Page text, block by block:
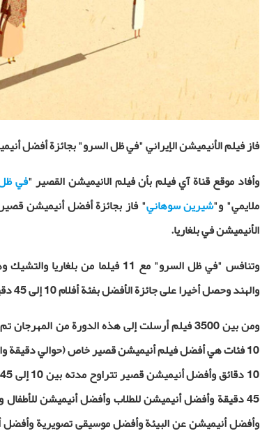
فاز فيلم الأنيميشن الإيراني "في ظل السرو" بجائزة أفضل
وأفاد موقع قناة آي فيلم بأن فيلم الانيميشن القصير "في
ملايمي" و"شيرين سوهاني" فاز بجائزة أفضل أنيميشن
الأنيميشن في بلغاريا.
وتنافس "في ظل السرو" مع 11 فيلما من
والهند وحصل أخيرا على جائزة الأفضل بفئة أفلام 10 إلى 45 دقيقة.
45 دقيقة وأفضل أنيميشن للطلاب وأفضل أنيميشن
وأفضل أنيميشن عن البيئة وأفضل موسيقى تصويرية وأفضل